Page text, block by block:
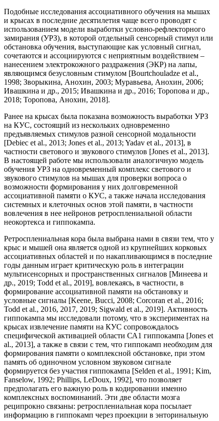
Подобные исследования ассоциативного обучения на мышах
и крысах в последние десятилетия чаще всего проводят с
использованием модели выработки условно-рефлекторного
замирания (УРЗ), в которой отдельный сенсорный стимул или
обстановка обучения, выступающие как условный сигнал,
сочетаются и ассоциируются с неприятным воздействием –
нанесением электрокожного раздражения (ЭКР) на лапы,
являющимся безусловным стимулом [Bourtchouladze et al.,
1998; Зворыкина, Анохин, 2003; Муравьева, Анохин, 2006;
Ивашкина и др., 2015; Ивашкина и др., 2016; Торопова и др.,
2018; Торопова, Анохин, 2018].
Ранее на крысах была показана возможность выработки УРЗ
на КУС, состоящий из нескольких одновременно
предъявляемых стимулов разной сенсорной модальности
[Debiec et al., 2013; Jones et al., 2013; Yadav et al., 2013], в
частности светового и звукового стимулов [Jones et al., 2013].
В настоящей работе мы использовали аналогичную модель
обучения УРЗ на одновременный комплекс светового и
звукового стимулов на мышах для проверки вопроса о
возможности формирования у них долговременной
ассоциативной памяти о КУС, а также начала исследования
системных и клеточных основ этой памяти, в частности
вовлечения в нее нейронов ретросплениальной области
неокортекса и гиппокампа.
Ретросплениальная кора была выбрана нами в связи тем, что у
крыс и мышей она является одной из крупнейших корковых
ассоциативных областей и по накапливающимся в последние
годы данным играет критическую роль в интеграции
мультисенсорных и пространственных сигналов [Минеева и
др., 2019; Todd et al., 2019], вовлекаясь, в частности, в
формирование ассоциативной памяти на обстановку и
условные сигналы [Keene, Bucci, 2008; Corcoran et al., 2016;
Todd et al., 2016, 2017, 2019; Sigwald et al., 2019]. Активность
гиппокампа мы исследовали потому, что в экспериментах на
крысах извлечение памяти на КУС сопровождалось
специфической активацией области СА1 гиппокампа [Jones et
al., 2013], а также в связи с тем, что гиппокамп необходим для
формирования памяти о комплексной обстановке, при этом
память об одиночном условном звуковом сигнале
формируется без участия гиппокампа [Selden et al., 1991; Kim,
Fanselow, 1992; Phillips, LeDoux, 1992], что позволяет
предполагать его важную роль в кодировании именно
комплексных воспоминаний. Эти две области мозга
реципрокно связаны: ретросплениальная кора посылает
информацию в гиппокамп через проекции в энторинальную